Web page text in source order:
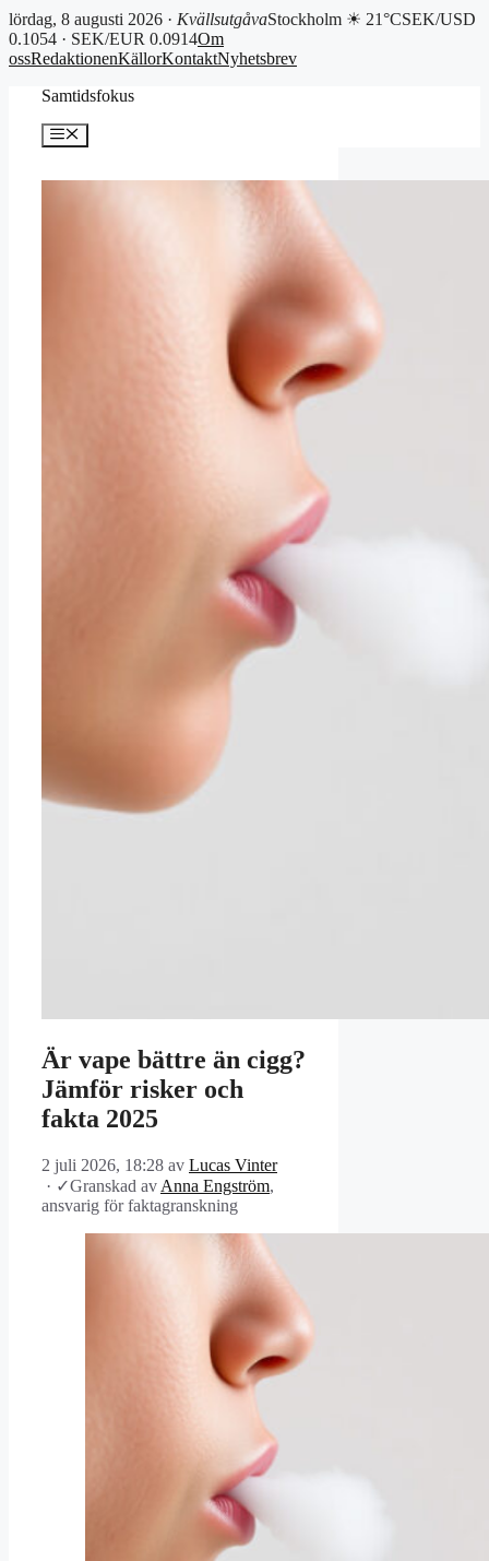
lördag, 8 augusti 2026 · KvällsutgåvaStockholm ☀ 21°CSEK/USD
0.1054 · SEK/EUR 0.0914Om
ossRedaktionenKällorKontaktNyhetsbrev
Samtidsfokus
Meny
Är vape bättre än cigg?
Jämför risker och
fakta 2025
2 juli 2026, 18:28 av Lucas Vinter
· ✓Granskad av Anna Engström,
ansvarig för faktagranskning